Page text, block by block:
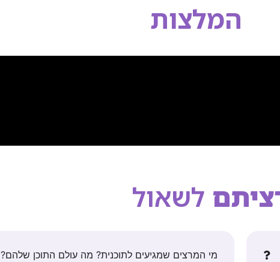
המלצות
לשאול
מי המרצים שמגיעים לתוכנית? מה עולם התוכן שלהם?